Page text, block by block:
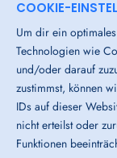
COOKIE-
Um dir ein
Technologien wie
und/oder darauf
zustimmst, können
IDs auf dieser
nicht erteilst oder
Funktionen